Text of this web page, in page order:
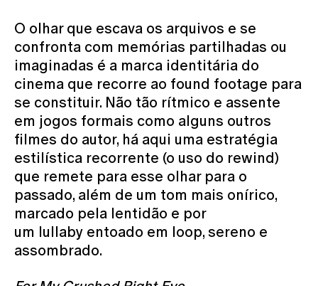
O olhar que escava os arquivos e se
confronta com memórias partilhadas ou
imaginadas é a marca identitária do
cinema que recorre ao found footage para
se constituir. Não tão rítmico e assente
em jogos formais como alguns outros
filmes do autor, há aqui uma estratégia
estilística recorrente (o uso do rewind)
que remete para esse olhar para o
passado, além de um tom mais onírico,
marcado pela lentidão e por
um lullaby entoado em loop, sereno e
assombrado.